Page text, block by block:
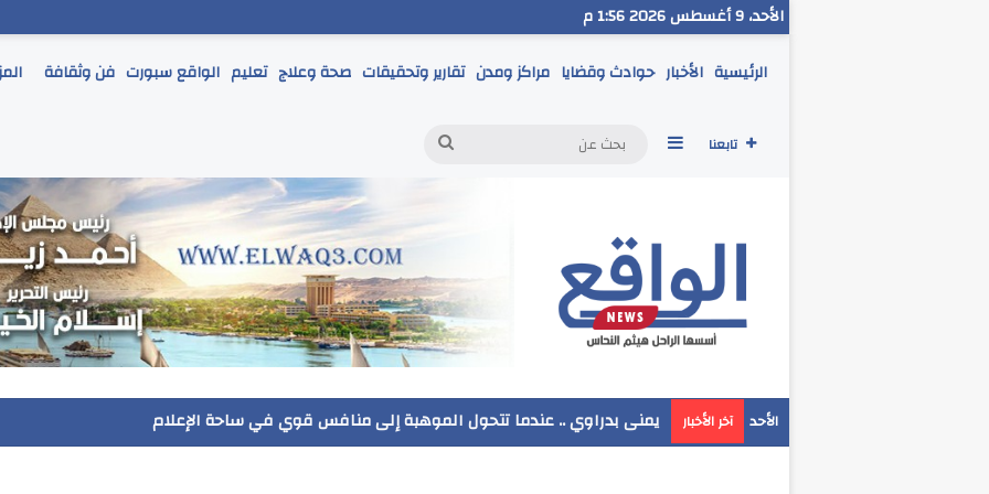
الأحد، 9 أغسطس 2026 1:56 م
الرئيسية الأخبار حوادث وقضايا مراكز ومدن تقارير وتحقيقات صحة وعلاج تعليم الواقع سبورت فن وثقافة
تابعنا إضافة عمود جانبي
الأحد آخر الأخبار مدير تعليم البحر الاحمر يتابع انطلاق امتحانات الشهادة الإعدادية ويؤكد: الانضباط